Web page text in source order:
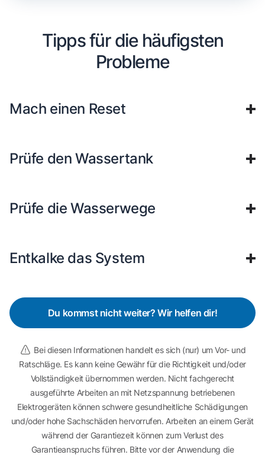
Tipps für die häufigsten
Probleme
Mach einen Reset
Prüfe den Wassertank
Prüfe die Wasserwege
Entkalke das System
Du kommst nicht weiter? Wir helfen dir!
Bei diesen Informationen handelt es sich (nur) um Vor- und
Ratschläge. Es kann keine Gewähr für die Richtigkeit und/oder
Vollständigkeit übernommen werden. Nicht fachgerecht
ausgeführte Arbeiten an mit Netzspannung betriebenen
Elektrogeräten können schwere gesundheitliche Schädigungen
und/oder hohe Sachschäden hervorrufen. Arbeiten an einem Gerät
während der Garantiezeit können zum Verlust des
Garantieanspruchs führen. Bitte vor der Anwendung die